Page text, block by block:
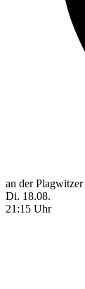
an der
Di. 18.08.
21:15 Uhr